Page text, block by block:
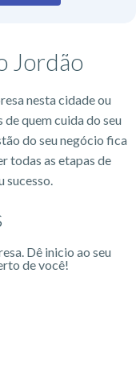
Jordão
nesta cidade ou
quem cuida do seu
do seu negócio fica
todas as etapas de
sucesso.
Dê inicio ao seu
de você!